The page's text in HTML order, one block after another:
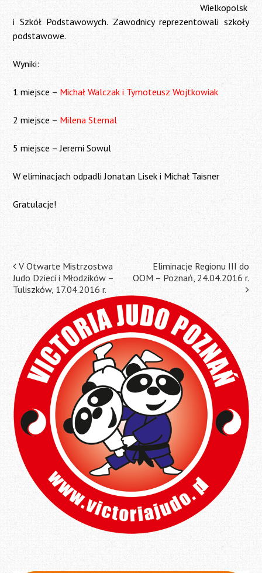
Wielkopolsk
i Szkół Podstawowych. Zawodnicy reprezentowali szkoły
podstawowe.
Wyniki:
1 miejsce – Michał Walczak i Tymoteusz Wojtkowiak
2 miejsce – Milena Sternal
5 miejsce – Jeremi Sowul
W eliminacjach odpadli Jonatan Lisek i Michał Taisner
Gratulacje!
Post
navigation
V Otwarte Mistrzostwa
Judo Dzieci i Młodzików –
Tuliszków, 17.04.2016 r.
Eliminacje Regionu III do
OOM – Poznań, 24.04.2016 r.